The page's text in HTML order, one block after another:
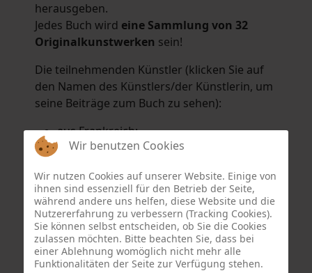
herausgeben.
Jedes Buch wird eine Sammlung von 32
Originalkunstwerken sein!
Die teilnehmenden Künstler (klicken Sie auf
den Namen des Künstlers/der Künstlerin, um
seine Beiträge zum Buch zu sehen):
aus Frankreich:
Hélène Argo,Didier Bonnot
Eric Schaftlein.
aus den Niederlanden:
Dorrety Brookhuis,Natalia Dik,Elise
EekhoutundHenny Schaapman
aus Deutschland:
Salomé Herbst,Andrea Jungnitsch,
Wir benutzen Cookies
Wir nutzen Cookies auf unserer Website. Einige von
ihnen sind essenziell für den Betrieb der Seite,
während andere uns helfen, diese Website und die
Nutzererfahrung zu verbessern (Tracking Cookies).
Sie können selbst entscheiden, ob Sie die Cookies
zulassen möchten. Bitte beachten Sie, dass bei
einer Ablehnung womöglich nicht mehr alle
Funktionalitäten der Seite zur Verfügung stehen.